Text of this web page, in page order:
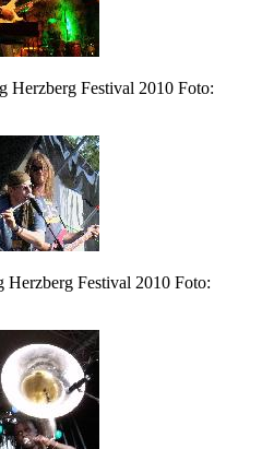
Herzberg Festival 2010 Foto:
Festival 2010 Foto: